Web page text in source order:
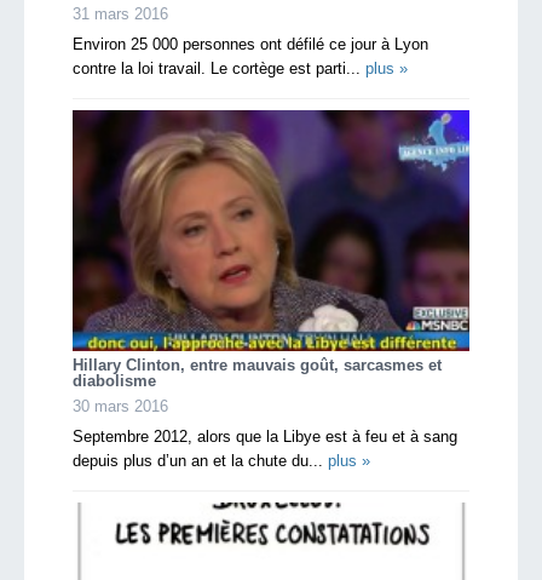
31 mars 2016
Environ 25 000 personnes ont défilé ce jour à Lyon
contre la loi travail. Le cortège est parti... plus »
Hillary Clinton, entre mauvais goût, sarcasmes et
diabolisme
30 mars 2016
Septembre 2012, alors que la Libye est à feu et à sang
depuis plus d’un an et la chute du... plus »